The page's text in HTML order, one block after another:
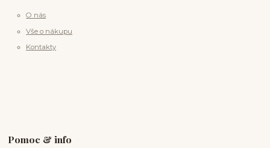
O nás
Vše o nákupu
Kontakty
Pomoc & info